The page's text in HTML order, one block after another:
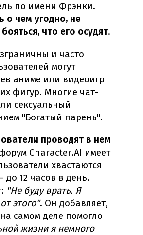
по имени Фрэнки.
о чем угодно, не
что его осудят.
и часто
могут
аниме или видеоигр
фигур. Многие чат-
сексуальный
"Богатый парень".
проводят в нем
Character.AI имеет
хвастаются
12 часов в день.
"Не буду врать. Я
этого". Он добавляет,
самом деле помогло
жизни я немного